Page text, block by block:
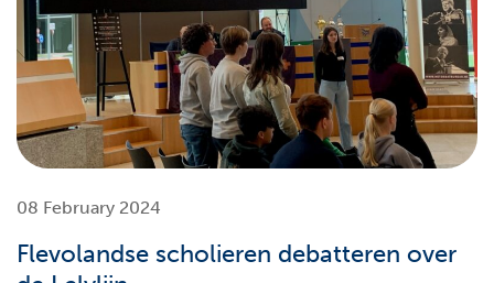
08 February 2024
Flevolandse scholieren debatteren over